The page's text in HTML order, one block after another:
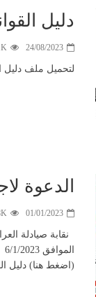
دليل
24/08/2023
لتحميل ملف دليل
الدعوة
01/01/2023
نقابة صيادلة
(اضغط هنا) دليل